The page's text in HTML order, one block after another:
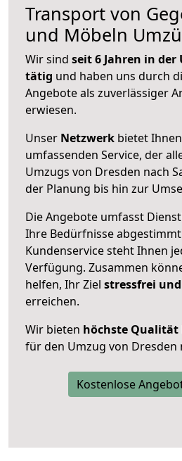
Transport von
und Möbeln
Wir sind seit 6 Jahren in
tätig und haben uns durch
Angebote als zuverlässiger
erwiesen.
Unser Netzwerk bietet
umfassenden Service, der
Umzugs von Dresden nach
der Planung bis hin zur
Die Angebote umfasst
Ihre Bedürfnisse
Kundenservice steht Ihnen
Verfügung. Zusammen
helfen, Ihr Ziel stressfrei
erreichen.
Wir bieten höchste Qualität
für den Umzug von Dresden
Kostenlose